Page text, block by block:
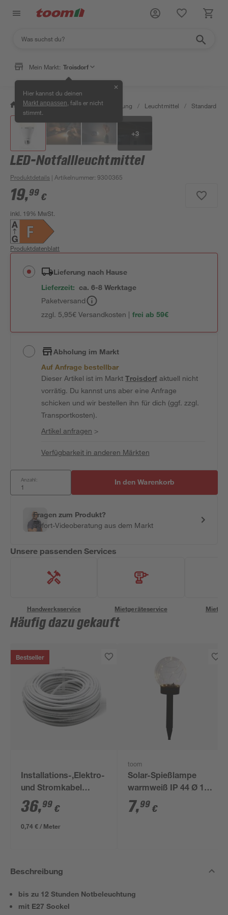
Mein Markt: Troisdorf
Hier kannst du deinen
Markt anpassen , falls er nicht
stimmt.
✕
/ Wohnen & Haushalt / Beleuchtung / Leuchtmittel / Standard
+3
LED-Notfallleuchtmittel
Produktdetails | Artikelnummer:9300365
19,99 €
inkl. 19% MwSt.
Produktdatenblatt
Lieferung nach Hause
Lieferzeit: ca. 6-8 Werktage
Paketversand
zzgl. 5,95€ Versandkosten | frei ab 59€
Abholung im Markt
Auf Anfrage bestellbar
Dieser Artikel ist im MarktTroisdorfaktuell nicht
vorrätig. Du kannst uns aber eine Anfrage
schicken und wir bestellen ihn für dich (ggf. zzgl.
Transportkosten).
Artikel anfragen >
Verfügbarkeit in anderen Märkten
Anzahl: In den Warenkorb
Fragen zum Produkt?
Sofort-Videoberatung aus dem Markt
Unsere passenden Services
Handwerksservice Mietgeräteservice
Häufig dazu gekauft
Bestseller
Installations-,Elektro-
und Stromkabel
NYM-J 3x1,5mm² 50
m
36,99 €
0,74 € / Meter
toom
Solar-Spießlampe
warmweiß IP 44 Ø 15
x 44 cm
7,99 €
Beschreibung
bis zu 12 Stunden Notbeleuchtung
mit E27 Sockel